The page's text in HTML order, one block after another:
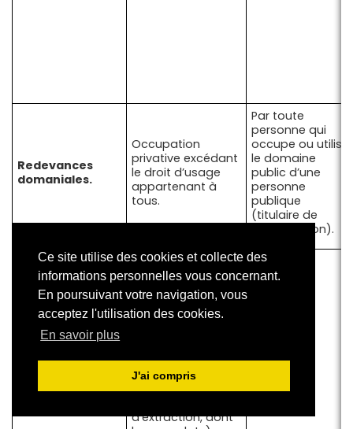
Ce site utilise des cookies et collecte des
informations personnelles vous concernant.
En poursuivant votre navigation, vous
acceptez l'utilisation des cookies.
En savoir plus
J'ai compris
Redevances
domaniales.
Occupation
privative excédant
le droit d’usage
appartenant à
tous.
Par toute
personne qui
occupe ou utilise
le domaine
public d’une
personne
publique
(titulaire de
l’autorisation).
Les faits
générateurs sont
nombreux, en
fonction de
l’activité polluante
polluantes, ICPE,
lubrifiants, huiles,
lessives et
d’extraction, dont